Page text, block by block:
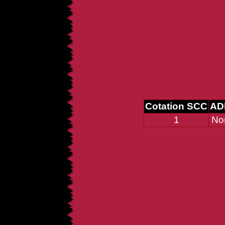
Cotation SCC
1